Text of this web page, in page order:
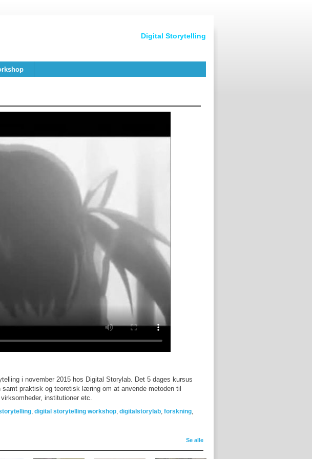
Digital Storytelling
i november 2015 hos Digital Storylab. Det 5 dages kursus
praktisk og teoretisk læring om at anvende metoden til
institutioner etc.
, digital storytelling workshop, digitalstorylab, forskning,
Se alle